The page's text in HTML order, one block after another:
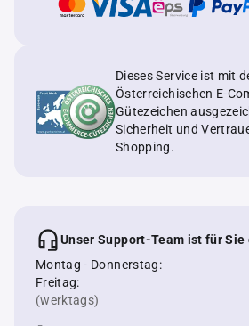
Dieses Service ist mit
Österreichischen E-
Gütezeichen
Sicherheit und
Shopping.
Unser Support-Team ist für Sie
Montag - Donnerstag:
Freitag:
(werktags)